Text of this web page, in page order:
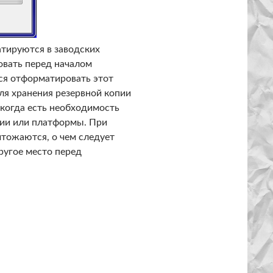
в заводских
перед началом
отформатировать этот
хранения резервной копии
есть необходимость
или платформы. При
о чем следует
место перед